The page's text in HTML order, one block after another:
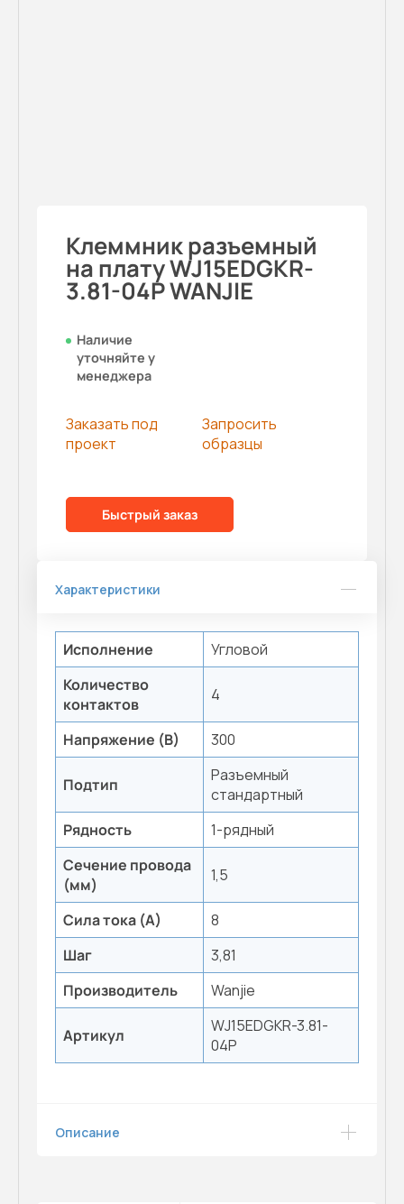
Клеммник разъемный
на плату WJ15EDGKR-
3.81-04P WANJIE
Наличие
уточняйте у
менеджера
Заказать под
проект
Запросить
образцы
Быстрый заказ
Характеристики
Исполнение
Угловой
Количество
контактов
4
Напряжение (В) 300
Подтип
Разъемный
стандартный
Рядность
1-рядный
Сечение провода
(мм)
1,5
Сила тока (А)
8
Шаг
3,81
Производитель
Wanjie
Артикул
WJ15EDGKR-3.81-
04P
Описание